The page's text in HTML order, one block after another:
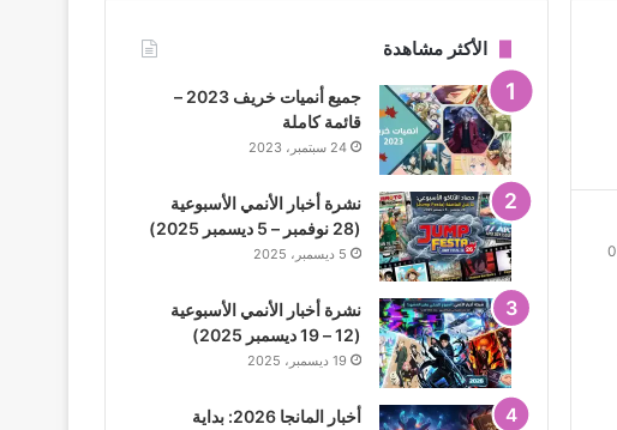
0
الأكثر مشاهدة
جميع أنميات خريف 2023 –
قائمة كاملة
24 سبتمبر، 2023
نشرة أخبار الأنمي الأسبوعية
(28 نوفمبر – 5 ديسمبر 2025)
5 ديسمبر، 2025
نشرة أخبار الأنمي الأسبوعية
(12 – 19 ديسمبر 2025)
19 ديسمبر، 2025
أخبار المانجا 2026: بداية